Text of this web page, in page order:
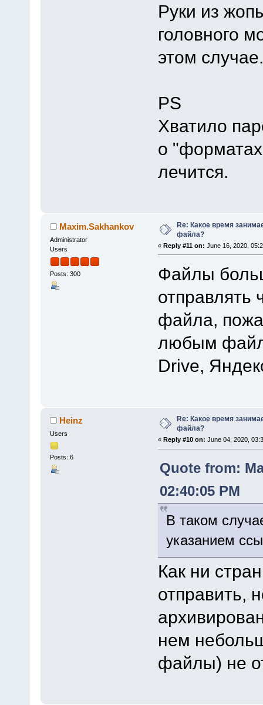
Руки из
головного
этом случае.
PS
Хватило
о
лечится.
Maxim.Sakhankov
Administrator
Users
Posts: 300
Re: Какое время
файла?
« Reply #11 on: June 16, 2020,
Файлы
отправлять
файла,
любым
Drive,
Heinz
Users
Posts: 6
Re: Какое время
файла?
« Reply #10 on: June 04, 2020,
Quote from:
02:40:05 PM
В таком
указанием
Как ни
отправить,
нем
файлы) не